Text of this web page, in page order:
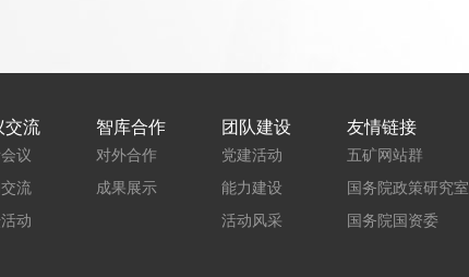
交流
议
流
动
智库合作
对外合作
成果展示
团队建设
党建活动
能力建设
活动风采
友情链接
五矿网站群
国务院政策研究室
国务院国资委